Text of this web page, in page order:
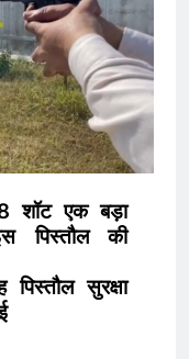
शॉट एक बड़ा
पिस्तौल की
सुरक्षा